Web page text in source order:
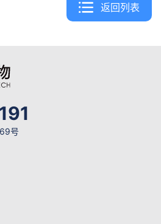
返回列表
号